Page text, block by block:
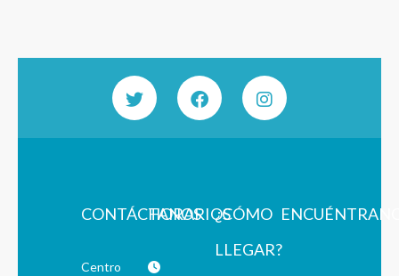
CONTÁCTANOS
Centro
HORARIOS¿CÓMO
LLEGAR?